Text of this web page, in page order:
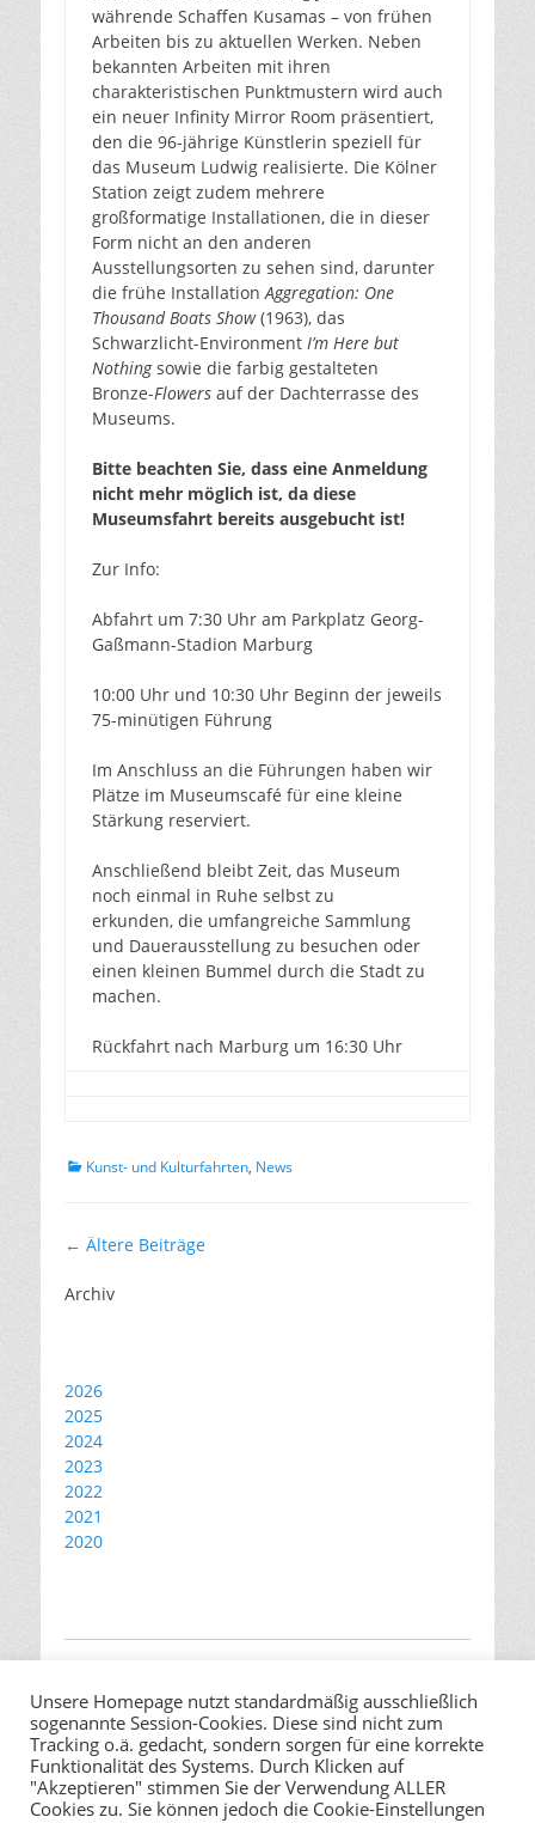
währende Schaffen Kusamas – von frühen
Arbeiten bis zu aktuellen Werken. Neben
bekannten Arbeiten mit ihren
charakteristischen Punktmustern wird auch
ein neuer Infinity Mirror Room präsentiert,
den die 96-jährige Künstlerin speziell für
das Museum Ludwig realisierte. Die Kölner
Station zeigt zudem mehrere
großformatige Installationen, die in dieser
Form nicht an den anderen
Ausstellungsorten zu sehen sind, darunter
die frühe Installation Aggregation: One
Thousand Boats Show(1963), das
Schwarzlicht-Environment I’m Here but
Nothingsowie die farbig gestalteten
Bronze-Flowersauf der Dachterrasse des
Museums.
Bitte beachten Sie, dass eine Anmeldung
nicht mehr möglich ist, da diese
Museumsfahrt bereits ausgebucht ist!
Zur Info:
Abfahrt um 7:30 Uhr am Parkplatz Georg-
Gaßmann-Stadion Marburg
10:00 Uhr und 10:30 Uhr Beginn der jeweils
75-minütigen Führung
Im Anschluss an die Führungen haben wir
Plätze im Museumscafé für eine kleine
Stärkung reserviert.
Anschließend bleibt Zeit, das Museum
noch einmal in Ruhe selbst zu
erkunden, die umfangreiche Sammlung
und Dauerausstellung zu besuchen oder
einen kleinen Bummel durch die Stadt zu
machen.
Rückfahrt nach Marburg um 16:30 Uhr
Kategorien
Kunst- und Kulturfahrten, News
Beitragsnavigation
← Ältere Beiträge
Archiv
2026
2025
2024
2023
2022
2021
2020
Startseite
Impressum
Datenschutzerklärung
Kontakt
Unsere Homepage nutzt standardmäßig ausschließlich
sogenannte Session-Cookies. Diese sind nicht zum
Tracking o.ä. gedacht, sondern sorgen für eine korrekte
Funktionalität des Systems. Durch Klicken auf
"Akzeptieren" stimmen Sie der Verwendung ALLER
Cookies zu. Sie können jedoch die Cookie-Einstellungen